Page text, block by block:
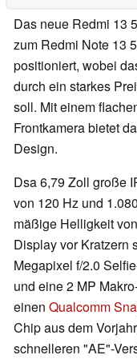
Das neue Redmi 13
zum Redmi Note 13
positioniert, wobei
durch ein starkes
soll. Mit einem
Frontkamera bietet
Design.
Dsa 6,79 Zoll große
von 120 Hz und
mäßige Helligkeit
Display vor Kratzern
Megapixel f/2.0
und eine 2 MP
einen Qualcomm
Chip aus dem
schnelleren "AE"-